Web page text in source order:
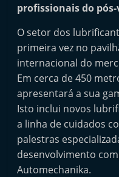
d
e
n
d
e
n
t
e
profissionais do
O setor dos
primeira vez no
internacional do
Em cerca de 450
apresentará a sua
Isto inclui novos
a linha de cuidados
palestras
desenvolvimento
Automechanika.